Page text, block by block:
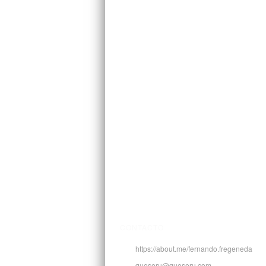
https://about.me/fernando.fregeneda